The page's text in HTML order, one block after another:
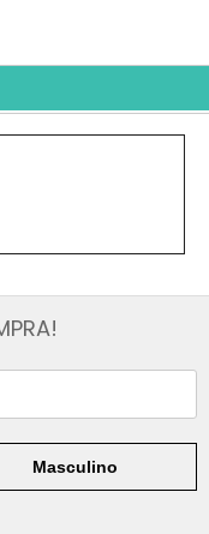
Masculino